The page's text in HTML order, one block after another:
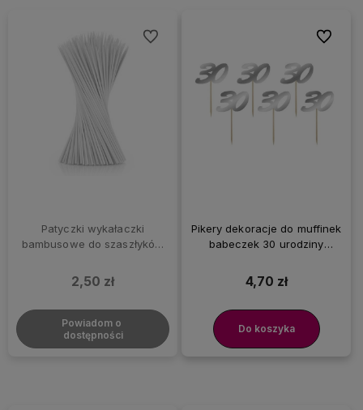
Patyczki wykałaczki
bambusowe do szaszłyków
2,50 zł
Powiadom o
dostępności
Do ulubionych
Pikery dekoracje do muffinek
babeczek 30 urodziny
4,70 zł
Do koszyka
Do